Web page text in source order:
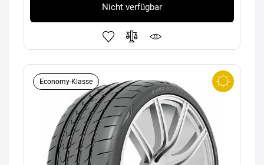
Nicht verfügbar
Economy-Klasse